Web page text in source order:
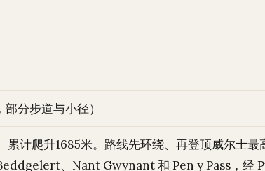
分步道与小径）
累计爬升1685米。路线先环绕、再登顶威尔士
、Nant Gwynant 和 Pen y Pass，经